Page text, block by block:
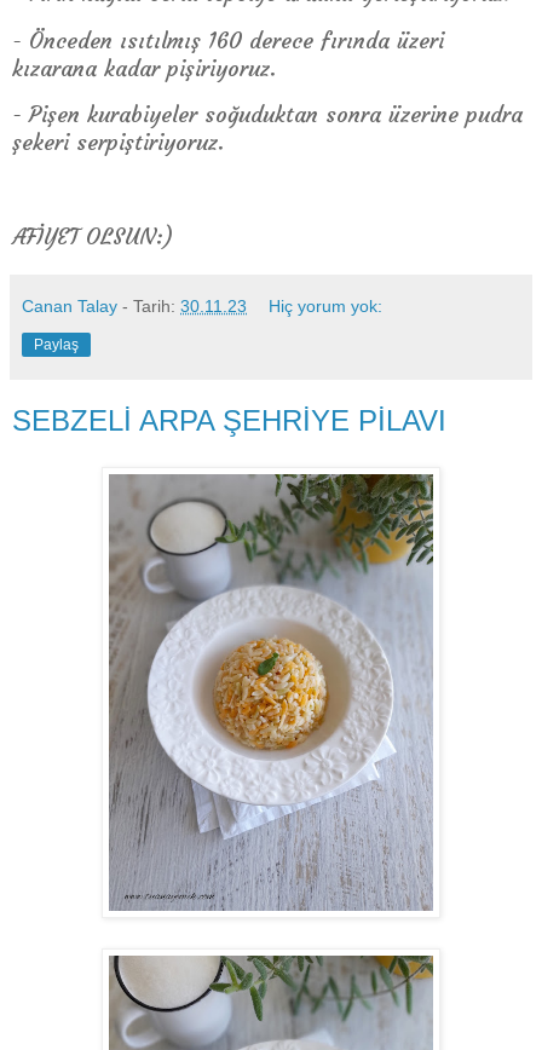
- Önceden ısıtılmış 160 derece fırında üzeri
kızarana kadar pişiriyoruz.
- Pişen kurabiyeler soğuduktan sonra üzerine pudra
şekeri serpiştiriyoruz.
AFİYET OLSUN:)
Canan Talay - Tarih: 30.11.23 Hiç yorum yok:
Paylaş
SEBZELİ ARPA ŞEHRİYE PİLAVI